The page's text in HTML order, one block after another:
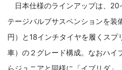
日本仕様のラインアップは、20
テージバルブサスペンションを
円）と18インチタイヤを履くス
車）の２グレード構成。なおハイ